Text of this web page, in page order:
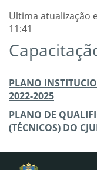
Ultima atualização
11:41
PLANO
2022-2025
PLANO DE
(TÉCNICOS) DO